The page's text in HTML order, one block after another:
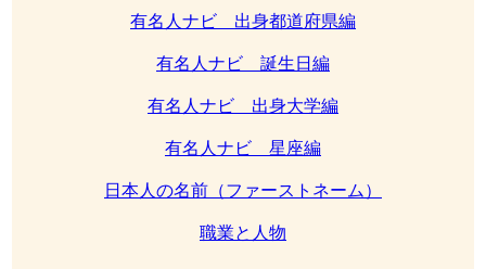
有名人ナビ 出身都道府県編
有名人ナビ 誕生日編
有名人ナビ 出身大学編
有名人ナビ 星座編
日本人の名前（ファーストネーム）
職業と人物